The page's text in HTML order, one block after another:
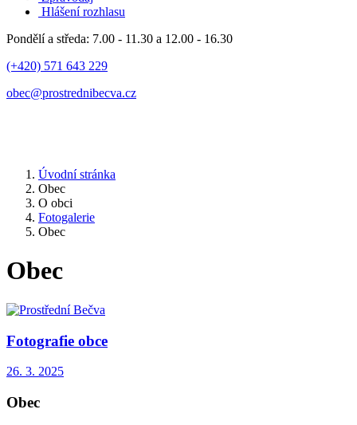
Hlášení rozhlasu
Pondělí a středa: 7.00 - 11.30 a 12.00 - 16.30
(+420) 571 643 229
obec@prostrednibecva.cz
Úvodní stránka
Obec
O obci
Fotogalerie
Obec
Obec
Fotografie obce
26. 3. 2025
Obec